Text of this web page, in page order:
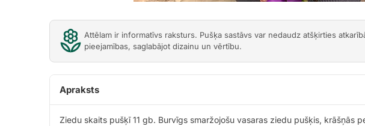
Attēlam ir informatīvs raksturs. Pušķa sastāvs var nedaudz atšķirties
pieejamības, saglabājot dizainu un vērtību.
Apraksts
Ziedu skaits pušķī 11 gb. Burvīgs smaržojošu vasaras ziedu pušķis, krāšņās